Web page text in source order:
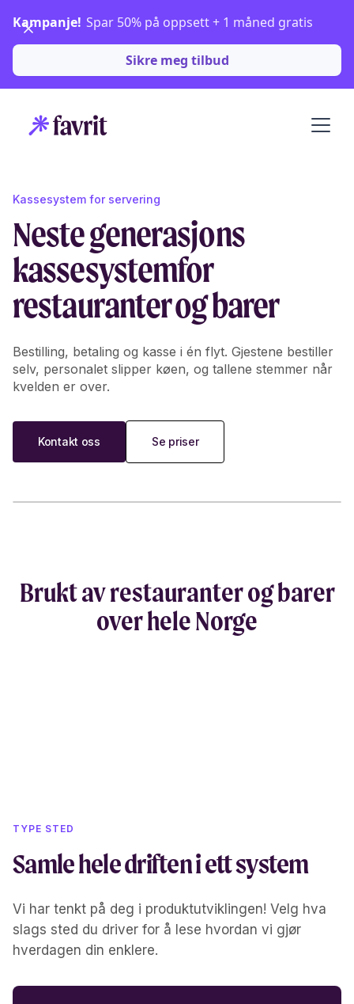
Kampanje! Spar 50% på oppsett + 1 måned gratis
Sikre meg tilbud
Kassesystem for servering
Neste generasjons
kassesystemfor
restauranter og barer
Bestilling, betaling og kasse i én flyt. Gjestene bestiller
selv, personalet slipper køen, og tallene stemmer når
kvelden er over.
Kontakt oss Se priser
Brukt av restauranter og barer
over hele Norge
«Vi sparer sinnssykt mye tid, vi
kutter arbeidskostene med en time,
hver eneste dag.»
TYPE STED
Samle hele driften i ett system
Vi har tenkt på deg i produktutviklingen! Velg hva
slags sted du driver for å lese hvordan vi gjør
hverdagen din enklere.